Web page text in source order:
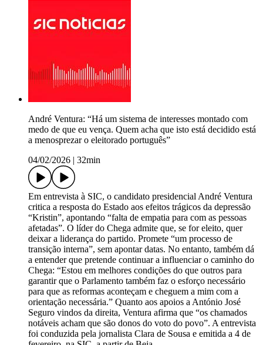
André Ventura: “Há um sistema de interesses montado com
medo de que eu vença. Quem acha que isto está decidido está
a menosprezar o eleitorado português”
04/02/2026
32min
Em entrevista à SIC, o candidato presidencial André Ventura
critica a resposta do Estado aos efeitos trágicos da depressão
“Kristin”, apontando “falta de empatia para com as pessoas
afetadas”. O líder do Chega admite que, se for eleito, quer
deixar a liderança do partido. Promete “um processo de
transição interna”, sem apontar datas. No entanto, também dá
a entender que pretende continuar a influenciar o caminho do
Chega: “Estou em melhores condições do que outros para
garantir que o Parlamento também faz o esforço necessário
para que as reformas aconteçam e cheguem a mim com a
orientação necessária.” Quanto aos apoios a António José
Seguro vindos da direita, Ventura afirma que “os chamados
notáveis acham que são donos do voto do povo”. A entrevista
foi conduzida pela jornalista Clara de Sousa e emitida a 4 de